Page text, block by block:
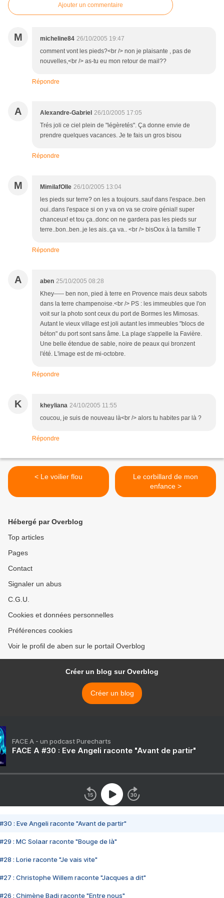
Ajouter un commentaire
M micheline84 26/10/2005 19:47
comment vont les pieds?<br /> non je plaisante , pas de
nouvelles,<br /> as-tu eu mon retour de mail??
Répondre
A Alexandre-Gabriel 26/10/2005 17:05
Trés joli ce ciel plein de "légèretés". Ça donne envie de
prendre quelques vacances. Je te fais un gros bisou
Répondre
M MimilafOlle 26/10/2005 13:04
les pieds sur terre? on les a toujours..sauf dans l'espace..ben
oui..dans l'espace si on y va on va se croire génial! super
chanceux! et tou ça..donc on ne gardera pas les pieds sur
terre..bon..ben..je les ais..ça va.. <br /> bisOox à la famille T
Répondre
A aben 25/10/2005 08:28
Khey----- ben non, pied à terre en Provence mais deux sabots
dans la terre champenoise.<br /> PS : les immeubles que l'on
voit sur la photo sont ceux du port de Bormes les Mimosas.
Autant le vieux village est joli autant les immeubles "blocs de
béton" du port sont sans âme. La plage s'appelle la Favière.
Une belle étendue de sable, noire de peaux qui bronzent
l'été. L'image est de mi-octobre.
Répondre
K kheyliana 24/10/2005 11:55
coucou, je suis de nouveau là<br /> alors tu habites par là ?
Répondre
< Le voilier flou
Le corbillard de mon
enfance >
Hébergé par Overblog
Top articles
Pages
Contact
Signaler un abus
C.G.U.
Cookies et données personnelles
Préférences cookies
Voir le profil de aben sur le portail Overblog
Créer un blog sur Overblog
Créer un blog
FACE A - un podcast Purecharts
FACE A #30 : Eve Angeli raconte "Avant de partir"
#30 : Eve Angeli raconte "Avant de partir"
#29 : MC Solaar raconte "Bouge de là"
#28 : Lorie raconte "Je vais vite"
#27 : Christophe Willem raconte "Jacques a dit"
#26 : Chimène Badi raconte "Entre nous"